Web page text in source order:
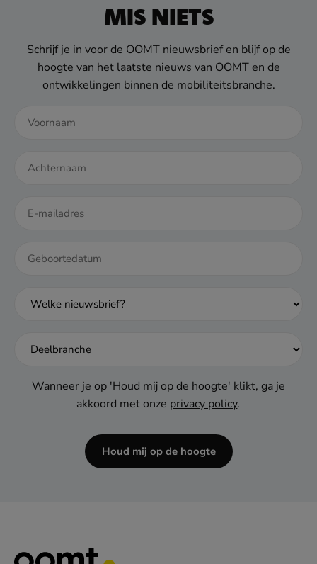
MIS NIETS
Schrijf je in voor de OOMT nieuwsbrief en blijf op de
hoogte van het laatste nieuws van OOMT en de
ontwikkelingen binnen de mobiliteitsbranche.
DD
MM
Wanneer je op 'Houd mij op de hoogte' klikt, ga je
akkoord met onze privacy policy.
Houd mij op de hoogte